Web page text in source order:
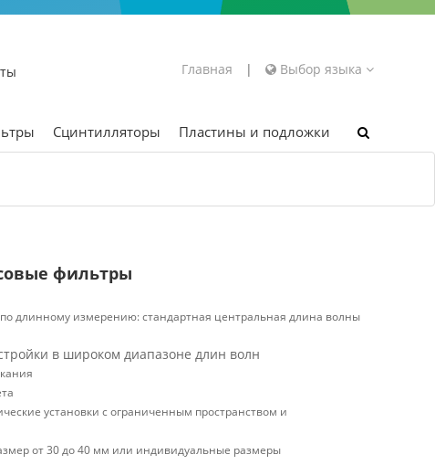
Главная | Выбор языка
Сцинтилляторы Пластины и подложки
фильтры
длинному измерению: стандартная центральная длина волны
в широком диапазоне длин волн
установки с ограниченным пространством и
от 30 до 40 мм или индивидуальные размеры